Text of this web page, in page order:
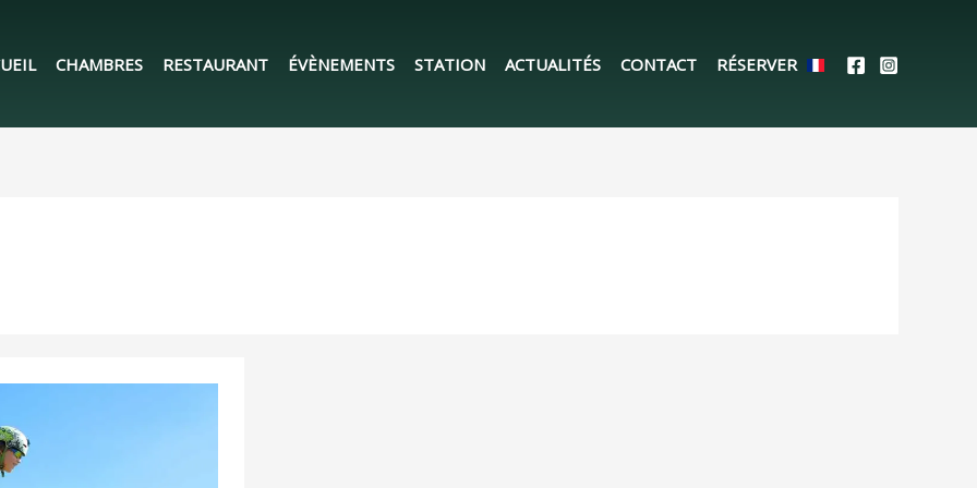
CHAMBRES RESTAURANT ÉVÈNEMENTS STATION ACTUALITÉS CONTACT RÉSERVER